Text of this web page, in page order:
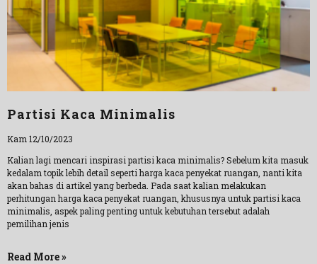
Partisi Kaca Minimalis
Kam 12/10/2023
Kalian lagi mencari inspirasi partisi kaca minimalis? Sebelum kita masuk
kedalam topik lebih detail seperti harga kaca penyekat ruangan, nanti kita
akan bahas di artikel yang berbeda. Pada saat kalian melakukan
perhitungan harga kaca penyekat ruangan, khususnya untuk partisi kaca
minimalis, aspek paling penting untuk kebutuhan tersebut adalah
pemilihan jenis
Read More »